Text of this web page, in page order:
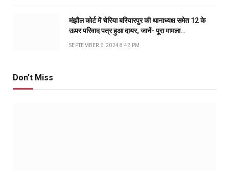
मंझौल कोर्ट में चेरिया बरियारपुर की थानाध्यक्ष समेत 12 के
ऊपर परिवाद पत्र हुआ दायर, जानें- पूरा मामला…
SEPTEMBER 6, 2024 8:42 PM
Don't Miss